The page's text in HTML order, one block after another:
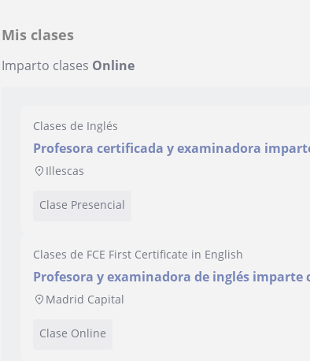
Mis clases
Imparto clases Online
Clases de Inglés
Profesora certificada y examinadora
para todos los niveles (CELTA y Máster en
Illescas
Clase Presencial
Clases de FCE First Certificate in English
Profesora y examinadora de inglés imparte
exámenes oficiales: Cambridge, Aptis, TOEIC
Madrid Capital
Clase Online